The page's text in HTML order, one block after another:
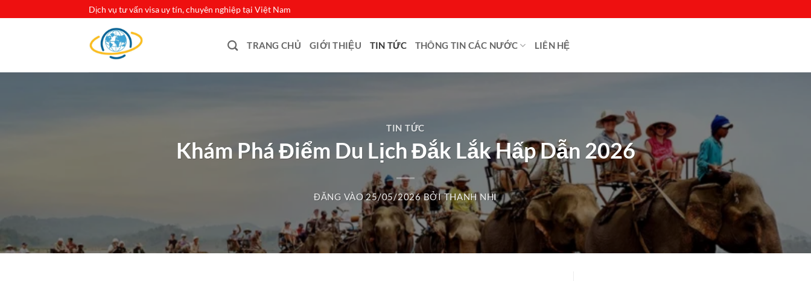
Dịch vụ tư vấn visa uy tín, chuyên nghiệp tại Việt Nam
TRANG CHỦ GIỚI THIỆU TIN TỨC THÔNG TIN CÁC NƯỚC LIÊN HỆ
TIN TỨC
Khám Phá Điểm Du Lịch Đắk Lắk Hấp Dẫn 2026
ĐĂNG VÀO25/05/2026 BỞITHANH NHI